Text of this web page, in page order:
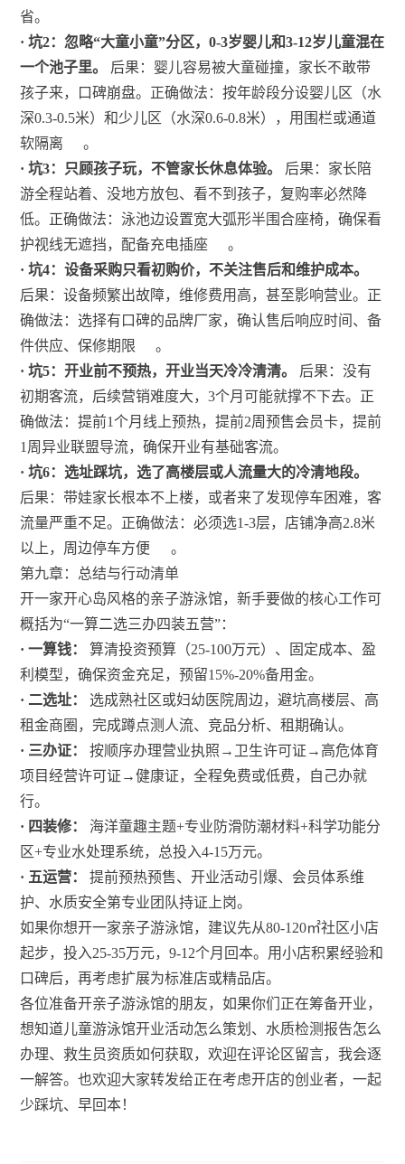
省。
· 坑2：忽略“大童小童”分区，0-3岁婴儿和3-12岁儿童混在
一个池子里。
后果：婴儿容易被大童碰撞，家长不敢带
孩子来，口碑崩盘。正确做法：按年龄段分设婴儿区（水
深0.3-0.5米）和少儿区（水深0.6-0.8米），用围栏或通道
软隔离
。
· 坑3：只顾孩子玩，不管家长休息体验。
后果：家长陪
游全程站着、没地方放包、看不到孩子，复购率必然降
低。正确做法：泳池边设置宽大弧形半围合座椅，确保看
护视线无遮挡，配备充电插座
。
· 坑4：设备采购只看初购价，不关注售后和维护成本。
后果：设备频繁出故障，维修费用高，甚至影响营业。正
确做法：选择有口碑的品牌厂家，确认售后响应时间、备
件供应、保修期限
。
· 坑5：开业前不预热，开业当天冷冷清清。
后果：没有
初期客流，后续营销难度大，3个月可能就撑不下去。正
确做法：提前1个月线上预热，提前2周预售会员卡，提前
1周异业联盟导流，确保开业有基础客流。
· 坑6：选址踩坑，选了高楼层或人流量大的冷清地段。
后果：带娃家长根本不上楼，或者来了发现停车困难，客
流量严重不足。正确做法：必须选1-3层，店铺净高2.8米
以上，周边停车方便
。
第九章：总结与行动清单
开一家开心岛风格的亲子游泳馆，新手要做的核心工作可
概括为“一算二选三办四装五营”：
· 一算钱：
算清投资预算（25-100万元）、固定成本、盈
利模型，确保资金充足，预留15%-20%备用金。
· 二选址：
选成熟社区或妇幼医院周边，避坑高楼层、高
租金商圈，完成蹲点测人流、竞品分析、租期确认。
· 三办证：
按顺序办理营业执照→卫生许可证→高危体育
项目经营许可证→健康证，全程免费或低费，自己办就
行。
· 四装修：
海洋童趣主题+专业防滑防潮材料+科学功能分
区+专业水处理系统，总投入4-15万元。
· 五运营：
提前预热预售、开业活动引爆、会员体系维
护、水质安全第专业团队持证上岗。
如果你想开一家亲子游泳馆，建议先从80-120㎡社区小店
起步，投入25-35万元，9-12个月回本。用小店积累经验和
口碑后，再考虑扩展为标准店或精品店。
各位准备开亲子游泳馆的朋友，如果你们正在筹备开业，
想知道儿童游泳馆开业活动怎么策划、水质检测报告怎么
办理、救生员资质如何获取，欢迎在评论区留言，我会逐
一解答。也欢迎大家转发给正在考虑开店的创业者，一起
少踩坑、早回本！